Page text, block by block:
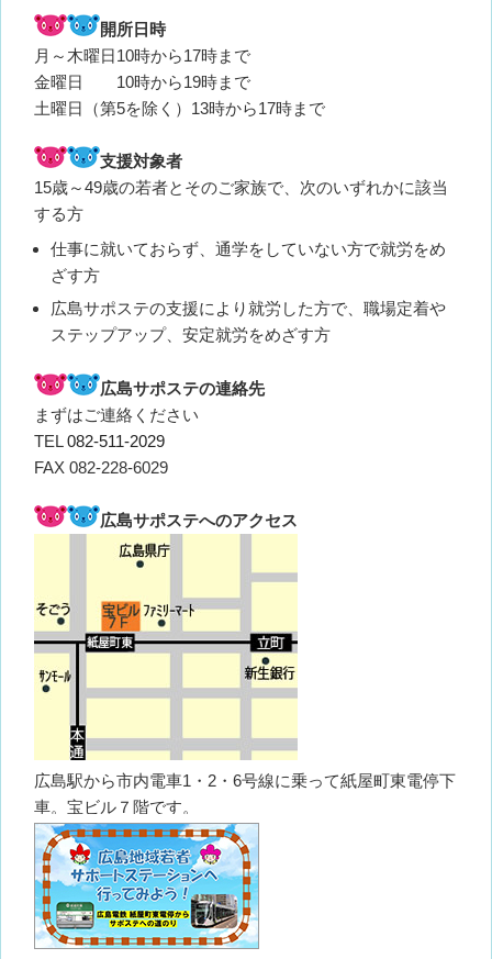
シ
ョ
ン
開所日時
月～木曜日10時から17時まで
金曜日 10時から19時まで
土曜日（第5を除く）13時から17時まで
支援対象者
15歳～49歳の若者とそのご家族で、次のいずれかに該当
する方
仕事に就いておらず、通学をしていない方で就労をめ
ざす方
広島サポステの支援により就労した方で、職場定着や
ステップアップ、安定就労をめざす方
広島サポステの連絡先
まずはご連絡ください
TEL082-511-2029
FAX 082-228-6029
広島サポステへのアクセス
広島駅から市内電車1・2・6号線に乗って紙屋町東電停下
車。宝ビル７階です。